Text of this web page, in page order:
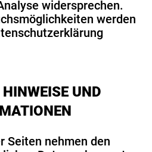
widersprechen.
werden
UND
Seiten nehmen den